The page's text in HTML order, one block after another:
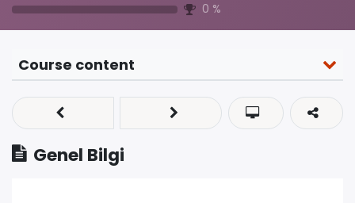
0 %
Course content
Genel Bilgi